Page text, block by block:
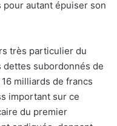
autant épuiser son
très particulier du
dettes subordonnés de
milliards de francs
important sur ce
du premier